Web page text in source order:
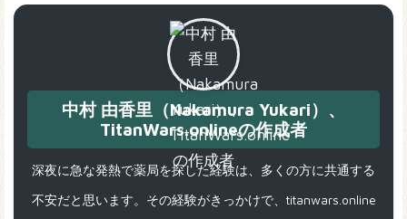
中村 由香里（Nakamura Yukari）、
TitanWars.onlineの作成者
深夜に急な発熱で薬局を探した経験は、多くの方に共通する
不安だと思います。その経験がきっかけで、titanwars.online